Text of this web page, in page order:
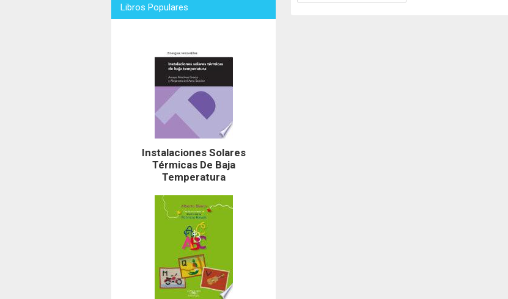
Libros Populares
Instalaciones Solares
Térmicas De Baja
Temperatura